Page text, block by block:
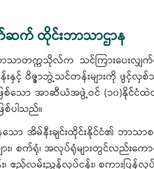
က် ထိုင်းဘာသာဌာန
းဘာသာတက္ကသိုလ်က သင်ကြားပေး
နှင့် ဝိဇ္ဇာဘွဲ့သင်တန်းများကို ဖွင့်လှစ်
ြစ်သော အာဆီယံအဖွဲ့ဝင် (၁၀)နိုင်ငံ
ပါသည်။
ာ အိမ်နီးချင်းထိုင်းနိုင်ငံ၏ ဘာသာစ
း၊ စက်ရုံ၊ အလုပ်ရုံများတွင်လည်းက
ဧည့်လမ်းညွှန်လုပ်ငန်း၊ စကားပြန်